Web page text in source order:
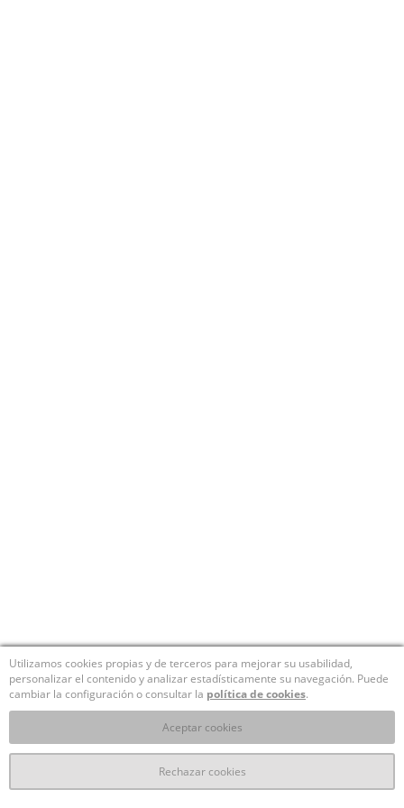
Utilizamos cookies propias y de terceros para mejorar su usabilidad,
personalizar el contenido y analizar estadísticamente su navegación. Puede
cambiar la configuración o consultar la política de cookies.
Aceptar cookies
Rechazar cookies